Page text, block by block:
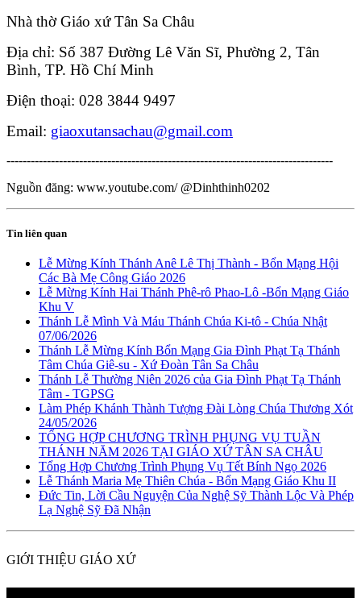
Nhà thờ Giáo xứ Tân Sa Châu
Địa chỉ: Số 387 Đường Lê Văn Sĩ, Phường 2, Tân
Bình, TP. Hồ Chí Minh
Điện thoại: 028 3844 9497
Email: giaoxutansachau@gmail.com
---------------------------------------------------------------------------------
Nguồn đăng: www.youtube.com/ @Dinhthinh0202
Tin liên quan
Lễ Mừng Kính Thánh Anê Lê Thị Thành - Bổn Mạng Hội
Các Bà Mẹ Công Giáo 2026
Lễ Mừng Kính Hai Thánh Phê-rô Phao-Lô -Bổn Mạng Giáo
Khu V
Thánh Lễ Mình Và Máu Thánh Chúa Ki-tô - Chúa Nhật
07/06/2026
Thánh Lễ Mừng Kính Bổn Mạng Gia Đình Phạt Tạ Thánh
Tâm Chúa Giê-su - Xứ Đoàn Tân Sa Châu
Thánh Lễ Thường Niên 2026 của Gia Đình Phạt Tạ Thánh
Tâm - TGPSG
Làm Phép Khánh Thành Tượng Đài Lòng Chúa Thương Xót
24/05/2026
TỔNG HỢP CHƯƠNG TRÌNH PHỤNG VỤ TUẦN
THÁNH NĂM 2026 TẠI GIÁO XỨ TÂN SA CHÂU
Tổng Hợp Chương Trình Phụng Vụ Tết Bính Ngọ 2026
Lễ Thánh Maria Mẹ Thiên Chúa - Bổn Mạng Giáo Khu II
Đức Tin, Lời Cầu Nguyện Của Nghệ Sỹ Thành Lộc Và Phép
Lạ Nghệ Sỹ Đã Nhận
GIỚI THIỆU GIÁO XỨ